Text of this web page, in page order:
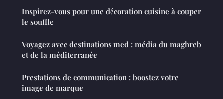
Inspirez-vous pour une décoration cuisine à couper
le souffle
Voyagez avec destinations med : média du maghreb
et de la méditerranée
Prestations de communication : boostez votre
image de marque